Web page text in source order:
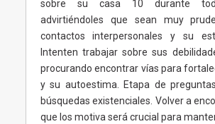
sobre su casa 10 durante
advirtiéndoles que sean muy
contactos interpersonales y su
Intenten trabajar sobre sus
procurando encontrar vías para
y su autoestima. Etapa de
búsquedas existenciales. Volver a
que los motiva será crucial para